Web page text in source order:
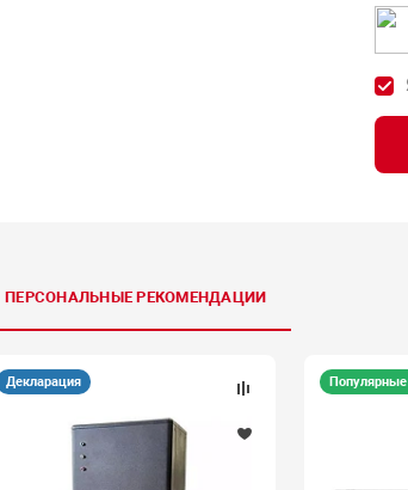
электропитания
ПЕРСОНАЛЬНЫЕ РЕКОМЕНДАЦИИ
Декларация